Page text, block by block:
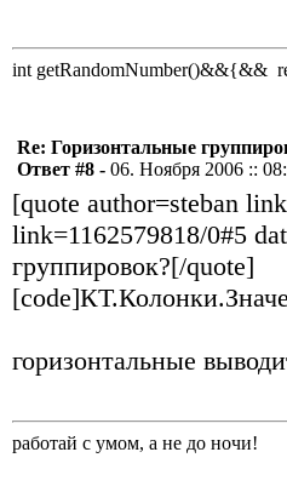
int getRandomNumber()&&{&&
Re: Горизонтальные
Ответ #8 - 06. Ноября 2006 ::
[quote author=steban
link=1162579818/0#5
группировок?[/quote]
горизонтальные
работай с умом, а не до ночи!